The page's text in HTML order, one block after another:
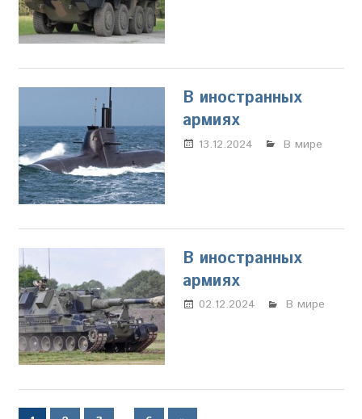
В иностранных
армиях
13.12.2024
Настя
В мире
В иностранных
армиях
02.12.2024
Настя
В мире